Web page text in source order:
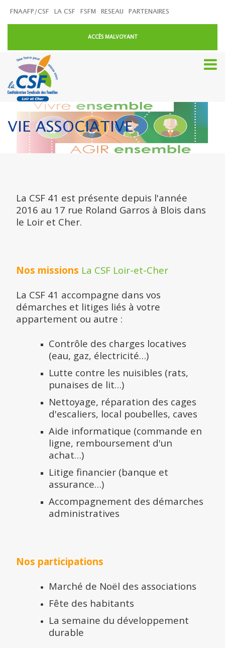
FNAAFP/CSF LA CSF FSFM RESEAU PARTENAIRES
ACCÈS MALVOYANT
VIE ASSOCIATIVE
La CSF 41 est présente depuis l'année
2016 au 17 rue Roland Garros à Blois dans
le Loir et Cher.
Nos missions La CSF Loir-et-Cher
La CSF 41 accompagne dans vos
démarches et litiges liés à votre
appartement ou autre :
Contrôle des charges locatives
(eau, gaz, électricité…)
Lutte contre les nuisibles (rats,
punaises de lit…)
Nettoyage, réparation des cages
d'escaliers, local poubelles, caves
Aide informatique (commande en
ligne, remboursement d'un
achat…)
Litige financier (banque et
assurance…)
Accompagnement des démarches
administratives
Nos participations
Marché de Noël des associations
Fête des habitants
La semaine du développement
durable